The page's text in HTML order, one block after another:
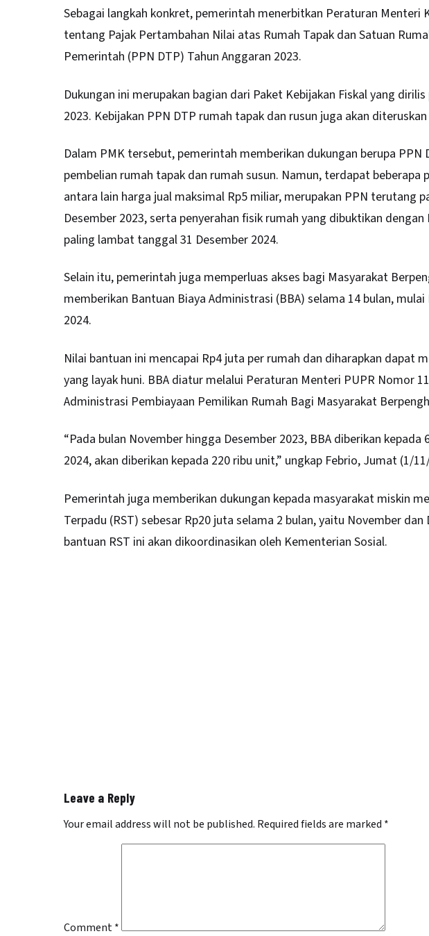
Sebagai langkah konkret, pemerintah menerbitkan Peraturan Menteri
tentang Pajak Pertambahan Nilai atas Rumah Tapak dan Satuan
Pemerintah (PPN DTP) Tahun Anggaran 2023.
Dukungan ini merupakan bagian dari Paket Kebijakan Fiskal yang
2023. Kebijakan PPN DTP rumah tapak dan rusun juga akan
Dalam PMK tersebut, pemerintah memberikan dukungan berupa
pembelian rumah tapak dan rumah susun. Namun, terdapat beberapa
antara lain harga jual maksimal Rp5 miliar, merupakan PPN terutang
Desember 2023, serta penyerahan fisik rumah yang dibuktikan dengan
paling lambat tanggal 31 Desember 2024.
Selain itu, pemerintah juga memperluas akses bagi Masyarakat
memberikan Bantuan Biaya Administrasi (BBA) selama 14 bulan,
2024.
Nilai bantuan ini mencapai Rp4 juta per rumah dan diharapkan dapat
yang layak huni. BBA diatur melalui Peraturan Menteri PUPR Nomor
Administrasi Pembiayaan Pemilikan Rumah Bagi Masyarakat
“Pada bulan November hingga Desember 2023, BBA diberikan
2024, akan diberikan kepada 220 ribu unit,” ungkap Febrio, Jumat (1/
Pemerintah juga memberikan dukungan kepada masyarakat miskin
Terpadu (RST) sebesar Rp20 juta selama 2 bulan, yaitu November
bantuan RST ini akan dikoordinasikan oleh Kementerian Sosial.
Leave a Reply
Your email address will not be published. Required fields are marked *
Comment*